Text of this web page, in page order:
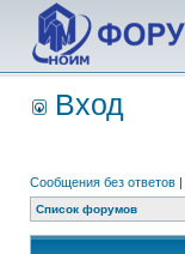
Вход
Сообщения без ответов |
Список форумов